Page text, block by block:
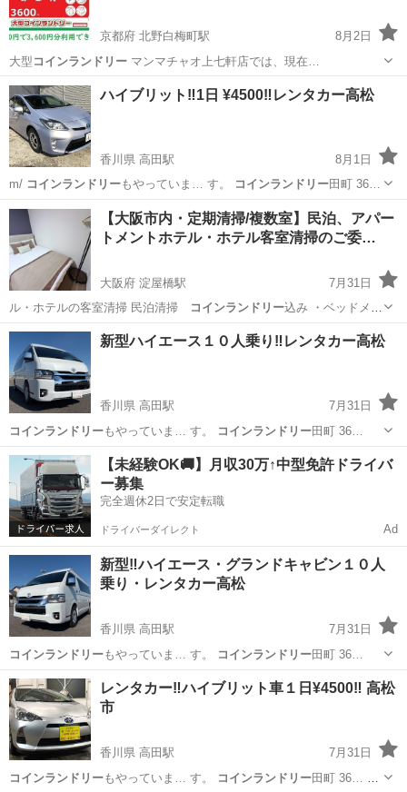
京都府 北野白梅町駅
8月2日
大型 コインランドリーマンマチャオ上七軒店では、現在…
京都 京都市 北野白梅町駅 その他 自動販売機
ハイブリット‼️1日 ¥4500‼️レンタカー高松
香川県 高田駅
8月1日
m/ コインランドリーもやっていま… す。 コインランドリー田町 36…
香川 高松市 高田駅 便利屋 コインランドリー
【大阪市内・定期清掃/複数室】民泊、アパー
トメントホテル・ホテル客室清掃のご委…
大阪府 淀屋橋駅
7月31日
ル・ホテルの客室清掃 民泊清掃
コインランドリー込み ・ベッドメイ
キング（ホテル…
大阪 大阪市 淀屋橋駅
新型ハイエース１０人乗り‼️レンタカー高松
香川県 高田駅
7月31日
コインランドリーもやっていま… す。 コインランドリー田町 36…
香川 高松市 高田駅 その他 レンタカー
【未経験OK🚚】月収30万↑中型免許ドライバ
ー募集
完全週休2日で安定転職
ドライバーダイレクト Ad
新型‼️ハイエース・グランドキャビン１０人
乗り・レンタカー高松
香川県 高田駅
7月31日
コインランドリーもやっていま… す。 コインランドリー田町 36…
香川 高松市 高田駅 その他 レンタカー
レンタカー‼️ハイブリット車１日¥4500‼️ 高松
市
香川県 高田駅
7月31日
コインランドリーもやっていま… す。 コインランドリー田町 36…